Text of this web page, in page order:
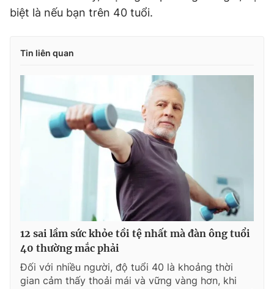
biệt là nếu bạn trên 40 tuổi.
Tin liên quan
12 sai lầm sức khỏe tồi tệ nhất mà đàn ông tuổi
40 thường mắc phải
Đối với nhiều người, độ tuổi 40 là khoảng thời
gian cảm thấy thoải mái và vững vàng hơn, khi